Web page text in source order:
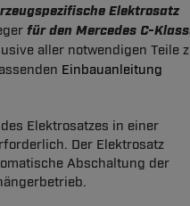
Elektrosatz
für den Mercedes C-
aller notwendigen Teile
Einbauanleitung
Elektrosatzes in einer
Der Elektrosatz
Abschaltung der